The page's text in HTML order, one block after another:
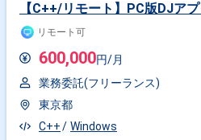
【C++/リモート】PC版DJア
リモート可
600,000円/月
業務委託(フリーランス)
東京都
C++
Windows